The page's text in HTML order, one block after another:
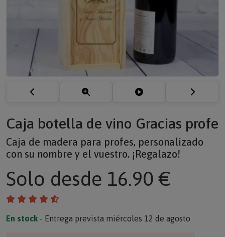
Caja botella de vino Gracias profe
Caja de madera para profes, personalizado
con su nombre y el vuestro. ¡Regalazo!
Solo desde 16.90 €
En stock - Entrega prevista miércoles 12 de agosto